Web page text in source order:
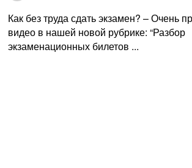
Как без труда сдать экзамен? – Очень
видео в нашей новой рубрике: “Разбор
экзаменационных билетов ...